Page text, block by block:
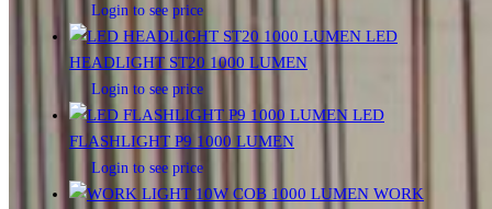
Login to see price
LED
HEADLIGHT ST20 1000 LUMEN
Login to see price
LED
FLASHLIGHT P9 1000 LUMEN
Login to see price
WORK